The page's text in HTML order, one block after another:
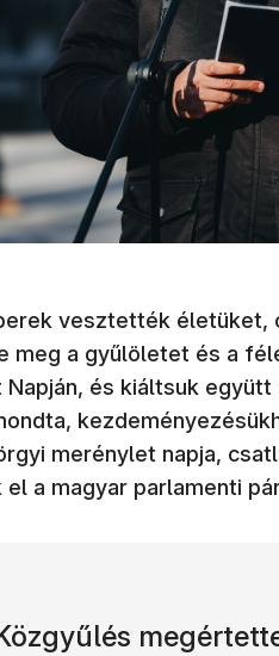
vesztették
meg a gyűlöletet és a
Napján, és kiáltsuk
merénylet napja,
el a magyar parlamenti